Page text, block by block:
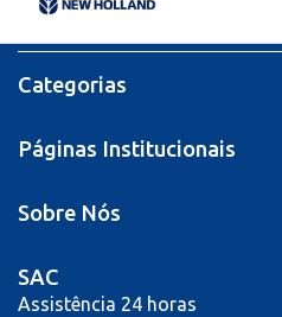
Categorias
Páginas Institucionais
Sobre Nós
SAC
Assistência 24 horas